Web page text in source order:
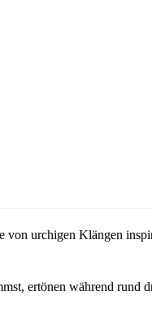
von urchigen Klängen
ertönen während rund